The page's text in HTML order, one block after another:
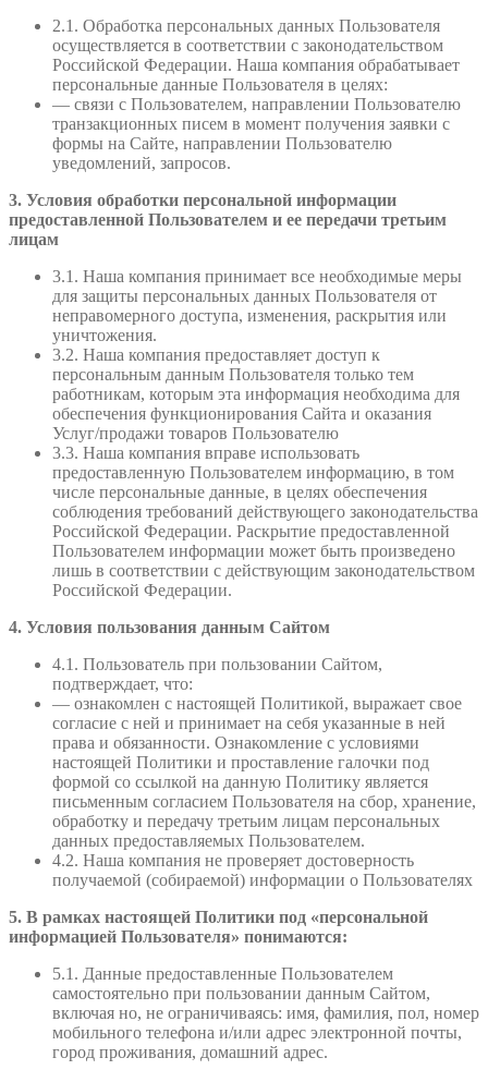
2.1. Обработка персональных данных Пользователя
осуществляется в соответствии с законодательством
Российской Федерации. Наша компания обрабатывает
персональные данные Пользователя в целях:
— связи с Пользователем, направлении Пользователю
транзакционных писем в момент получения заявки с
формы на Сайте, направлении Пользователю
уведомлений, запросов.
3. Условия обработки персональной информации
предоставленной Пользователем и ее передачи третьим
лицам
3.1. Наша компания принимает все необходимые меры
для защиты персональных данных Пользователя от
неправомерного доступа, изменения, раскрытия или
уничтожения.
3.2. Наша компания предоставляет доступ к
персональным данным Пользователя только тем
работникам, которым эта информация необходима для
обеспечения функционирования Сайта и оказания
Услуг/продажи товаров Пользователю
3.3. Наша компания вправе использовать
предоставленную Пользователем информацию, в том
числе персональные данные, в целях обеспечения
соблюдения требований действующего законодательства
Российской Федерации. Раскрытие предоставленной
Пользователем информации может быть произведено
лишь в соответствии с действующим законодательством
Российской Федерации.
4. Условия пользования данным Сайтом
4.1. Пользователь при пользовании Сайтом,
подтверждает, что:
— ознакомлен с настоящей Политикой, выражает свое
согласие с ней и принимает на себя указанные в ней
права и обязанности. Ознакомление с условиями
настоящей Политики и проставление галочки под
формой со ссылкой на данную Политику является
письменным согласием Пользователя на сбор, хранение,
обработку и передачу третьим лицам персональных
данных предоставляемых Пользователем.
4.2. Наша компания не проверяет достоверность
получаемой (собираемой) информации о Пользователях
5. В рамках настоящей Политики под «персональной
информацией Пользователя» понимаются:
5.1. Данные предоставленные Пользователем
самостоятельно при пользовании данным Сайтом,
включая но, не ограничиваясь: имя, фамилия, пол, номер
мобильного телефона и/или адрес электронной почты,
город проживания, домашний адрес.